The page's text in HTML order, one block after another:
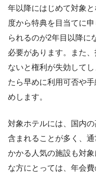
年以降にはじめて対象
度から特典を目当てに
られるのが2年目以降に
必要があります。また
ないと権利が失効して
たら早めに利用可否や
めします。
対象ホテルには、国内
含まれることが多く、
かかる人気の施設も対
な方にとっては、年会